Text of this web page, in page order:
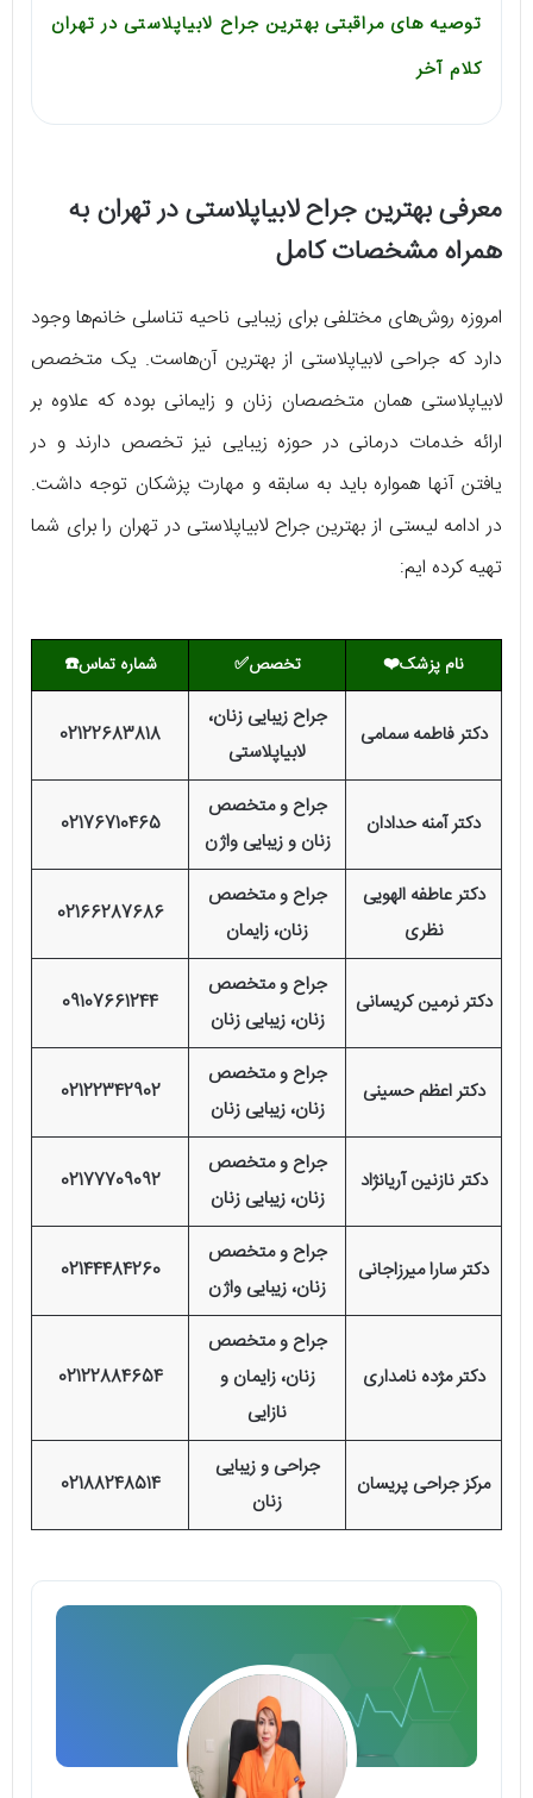
توصیه های مراقبتی بهترین جراح لابیاپلاستی در تهران
کلام آخر
معرفی بهترین جراح لابیاپلاستی در تهران به
همراه مشخصات کامل
امروزه روش‌های مختلفی برای زیبایی ناحیه تناسلی خانم‌ها وجود
دارد که جراحی لابیاپلاستی از بهترین آن‌هاست. یک متخصص
لابیاپلاستی همان متخصصان زنان و زایمانی بوده که علاوه بر
ارائه خدمات درمانی در حوزه زیبایی نیز تخصص دارند و در
یافتن آنها همواره باید به سابقه و مهارت پزشکان توجه داشت.
در ادامه لیستی از بهترین جراح لابیاپلاستی در تهران را برای شما
تهیه کرده ایم:
نام پزشک❤️ تخصص✅ شماره تماس☎️
دکتر فاطمه سمامی
جراح زیبایی زنان،
لابیاپلاستی
02122683818
دکتر آمنه حدادان
جراح و متخصص
زنان و زیبایی واژن
02176710465
دکتر عاطفه الهویی
نظری
جراح و متخصص
زنان، زایمان
02166287686
دکتر نرمین کریسانی
جراح و متخصص
زنان، زیبایی زنان
09107661244
دکتر اعظم حسینی
جراح و متخصص
زنان، زیبایی زنان
02122342902
دکتر نازنین آریانژاد
جراح و متخصص
زنان، زیبایی زنان
02177709092
دکتر سارا میرزاجانی
جراح و متخصص
زنان، زیبایی واژن
02144484260
دکتر مژده نامداری
جراح و متخصص
زنان، زایمان و
نازایی
02122884654
مرکز جراحی پریسان
جراحی و زیبایی
زنان
02188248514